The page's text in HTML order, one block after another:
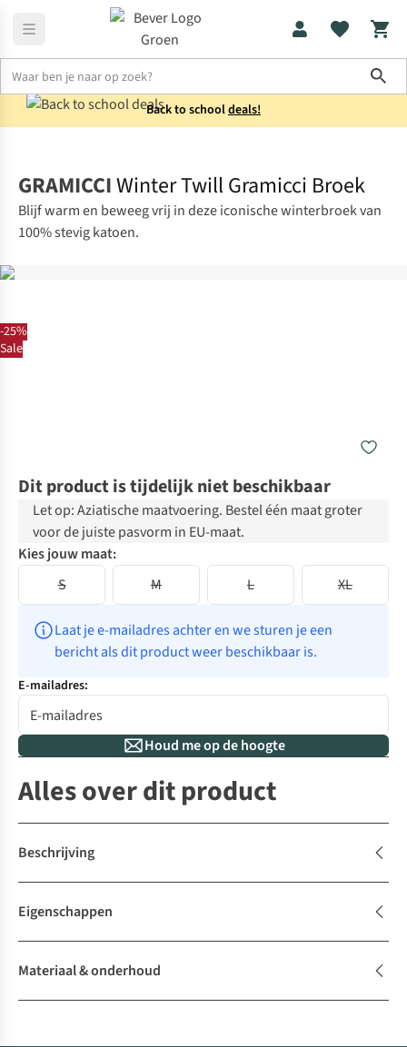
Back to schooldeals!
-25%
Sale
GRAMICCIWinter Twill Gramicci Broek
Blijf warm en beweeg vrij in deze iconische winterbroek van
100% stevig katoen.
Dit product is tijdelijk niet beschikbaar
Let op: Aziatische maatvoering. Bestel één maat groter
voor de juiste pasvorm in EU-maat.
Kies jouw maat:
S
M L XL
Laat je e-mailadres achter en we sturen je een
bericht als dit product weer beschikbaar is.
E-mailadres:
Houd me op de hoogte
Alles over dit product
Beschrijving
Eigenschappen
Materiaal & onderhoud